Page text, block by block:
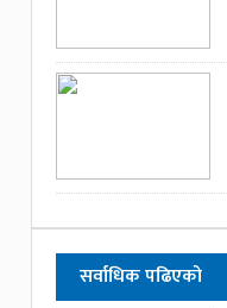
सर्वाधिक पढिएको